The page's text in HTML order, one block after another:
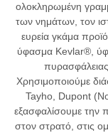
ολοκληρωμένη
των νημάτων, τον
ευρεία γκάμα
ύφασμα Kevlar®,
Χρησιμοποιούμε
Tayho, Dupont
εξασφαλίσουμε την
στον στρατό, στις